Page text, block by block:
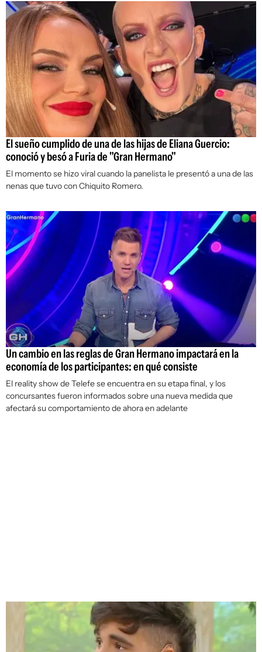
El sueño cumplido de una de las hijas de Eliana Guercio:
conoció y besó a Furia de "Gran Hermano"
El momento se hizo viral cuando la panelista le presentó a una de las
nenas que tuvo con Chiquito Romero.
Un cambio en las reglas de Gran Hermano impactará en la
economía de los participantes: en qué consiste
El reality show de Telefe se encuentra en su etapa final, y los
concursantes fueron informados sobre una nueva medida que
afectará su comportamiento de ahora en adelante